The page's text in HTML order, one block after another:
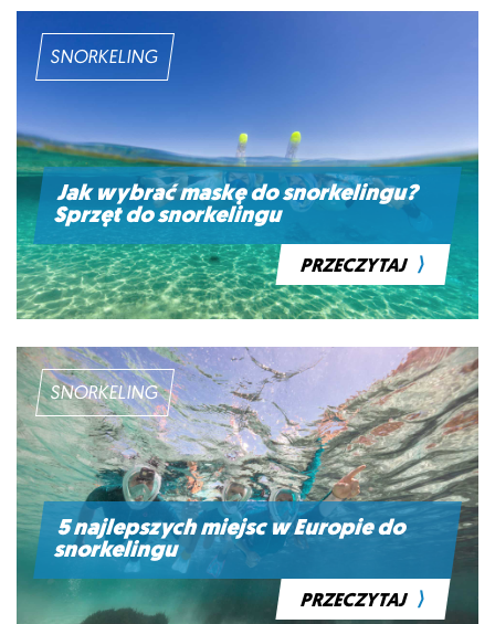
PRZECZYTAJ ⟩
SNORKELING
Jak wybrać maskę do snorkelingu?
Sprzęt do snorkelingu
PRZECZYTAJ ⟩
SNORKELING
5 najlepszych miejsc w Europie do
snorkelingu
PRZECZYTAJ ⟩